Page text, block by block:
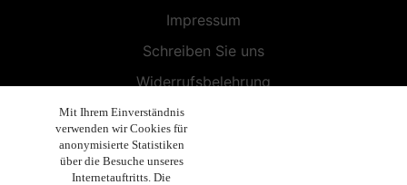
Impressum
Schreiben Sie uns
Widerrufsbelehrung
Allgemeine Geschäftsbedingungen
Endbenutzer-Lizenzvereinbarung
Datenschutzerklärung
Mit Ihrem Einverständnis
verwenden wir Cookies für
anonymisierte Statistiken
über die Besuche unseres
Internetauftritts. Die